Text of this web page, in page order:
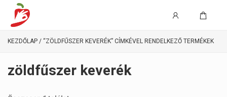
KEZDŐLAP / “ZÖLDFŰSZER KEVERÉK” CÍMKÉVEL RENDELKEZŐ TERMÉKEK
zöldfűszer keverék